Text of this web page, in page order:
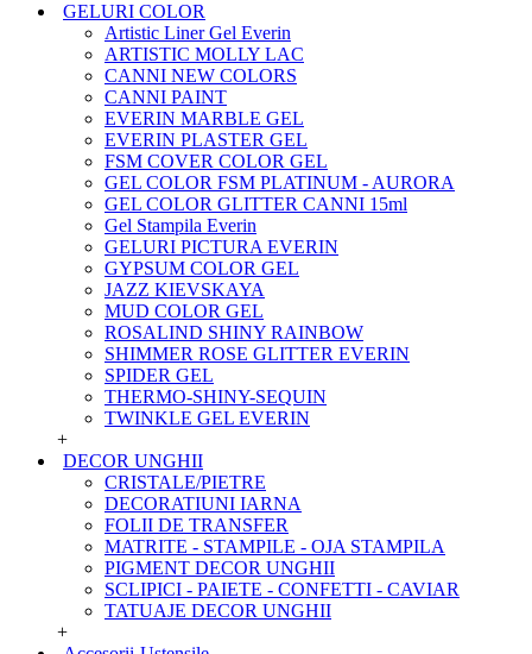
GELURI COLOR
Artistic Liner Gel Everin
ARTISTIC MOLLY LAC
CANNI NEW COLORS
CANNI PAINT
EVERIN MARBLE GEL
EVERIN PLASTER GEL
FSM COVER COLOR GEL
GEL COLOR FSM PLATINUM - AURORA
GEL COLOR GLITTER CANNI 15ml
Gel Stampila Everin
GELURI PICTURA EVERIN
GYPSUM COLOR GEL
JAZZ KIEVSKAYA
MUD COLOR GEL
ROSALIND SHINY RAINBOW
SHIMMER ROSE GLITTER EVERIN
SPIDER GEL
THERMO-SHINY-SEQUIN
TWINKLE GEL EVERIN
+
DECOR UNGHII
CRISTALE/PIETRE
DECORATIUNI IARNA
FOLII DE TRANSFER
MATRITE - STAMPILE - OJA STAMPILA
PIGMENT DECOR UNGHII
SCLIPICI - PAIETE - CONFETTI - CAVIAR
TATUAJE DECOR UNGHII
+